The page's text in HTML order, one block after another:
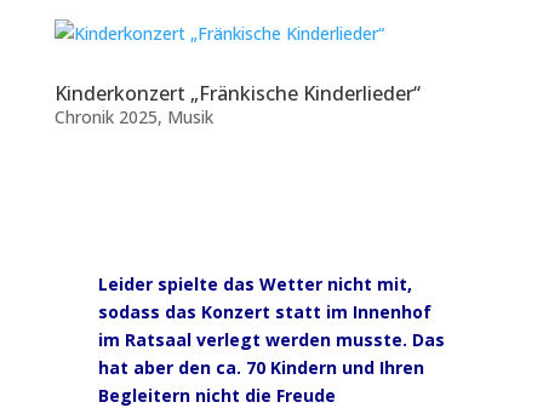
Kinderkonzert „Fränkische Kinderlieder“
Chronik 2025, Musik
Leider spielte das Wetter nicht mit,
sodass das Konzert statt im Innenhof
im Ratsaal verlegt werden musste. Das
hat aber den ca. 70 Kindern und Ihren
Begleitern nicht die Freude